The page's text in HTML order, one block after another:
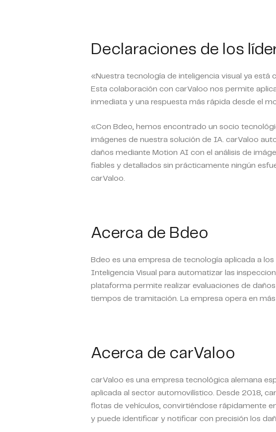
Declaraciones de los
«Nuestra tecnología de inteligencia visual ya
Esta colaboración con carValoo nos permite
inmediata y una respuesta más rápida desde el
«Con Bdeo, hemos encontrado un socio
imágenes de nuestra solución de IA. carValoo
daños mediante Motion AI con el análisis de
fiables y detallados sin prácticamente ningún
carValoo.
Acerca de Bdeo
Bdeo es una empresa de tecnología aplicada a
Inteligencia Visual para automatizar las
plataforma permite realizar evaluaciones de
tiempos de tramitación. La empresa opera en más
Acerca de carValoo
carValoo es una empresa tecnológica alemana
aplicada al sector automovilístico. Desde 2018,
flotas de vehículos, convirtiéndose rápidamente
y puede identificar y notificar con precisión los